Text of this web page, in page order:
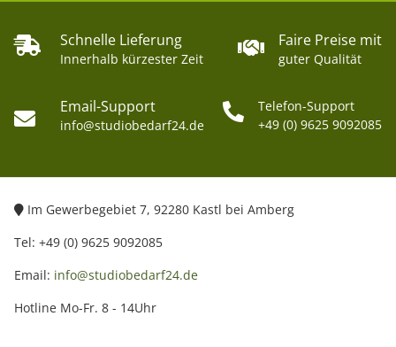
Schnelle Lieferung
Innerhalb kürzester Zeit
Faire Preise mit
guter Qualität
Email-Support
info@studiobedarf24.de
Telefon-Support
+49 (0) 9625 9092085
Im Gewerbegebiet 7, 92280 Kastl bei Amberg
Tel: +49 (0) 9625 9092085
Email: info@studiobedarf24.de
Hotline Mo-Fr. 8 - 14Uhr